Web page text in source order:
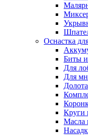
Оснастка
Биты
Для
Для
Долота
Круги
Масла